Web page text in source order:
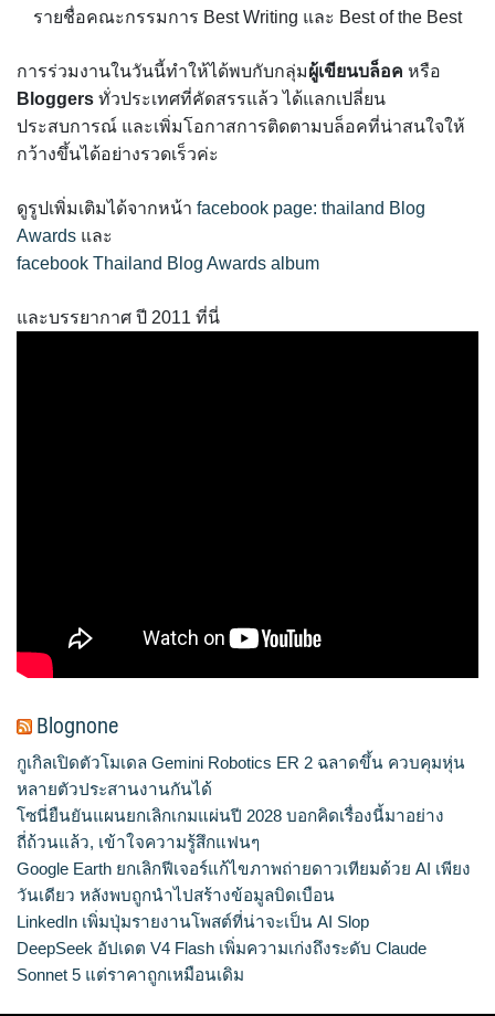
รายชื่อคณะกรรมการ Best Writing และ Best of the Best
การร่วมงานในวันนี้ทำให้ได้พบกับกลุ่มผู้เขียนบล็อค หรือ
Bloggers ทั่วประเทศที่คัดสรรแล้ว ได้แลกเปลี่ยน
ประสบการณ์ และเพิ่มโอกาสการติดตามบล็อคที่น่าสนใจให้
กว้างขึ้นได้อย่างรวดเร็วค่ะ
ดูรูปเพิ่มเติมได้จากหน้า facebook page: thailand Blog
Awards และ
facebook Thailand Blog Awards album
และบรรยากาศ ปี 2011 ที่นี่
Blognone
กูเกิลเปิดตัวโมเดล Gemini Robotics ER 2 ฉลาดขึ้น ควบคุมหุ่น
หลายตัวประสานงานกันได้
โซนี่ยืนยันแผนยกเลิกเกมแผ่นปี 2028 บอกคิดเรื่องนี้มาอย่าง
ถี่ถ้วนแล้ว, เข้าใจความรู้สึกแฟนๆ
Google Earth ยกเลิกฟีเจอร์แก้ไขภาพถ่ายดาวเทียมด้วย AI เพียง
วันเดียว หลังพบถูกนำไปสร้างข้อมูลบิดเบือน
LinkedIn เพิ่มปุ่มรายงานโพสต์ที่น่าจะเป็น AI Slop
DeepSeek อัปเดต V4 Flash เพิ่มความเก่งถึงระดับ Claude
Sonnet 5 แต่ราคาถูกเหมือนเดิม